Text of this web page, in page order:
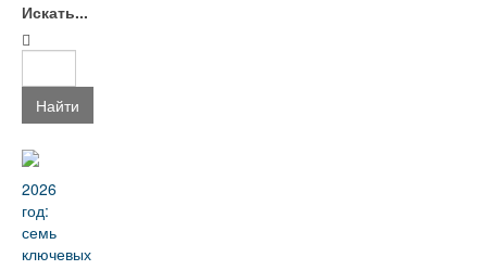
Искать...
Найти
2026
год:
семь
ключевых